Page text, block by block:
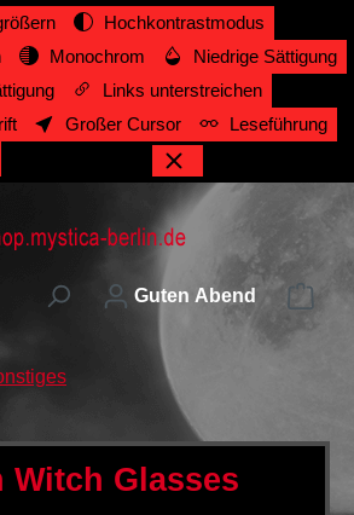
Hochkontrastmodus
Monochrom
Niedrige Sättigung
Links unterstreichen
Großer Cursor
Leseführung
Guten Abend
Witch Glasses